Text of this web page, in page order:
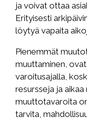
ja voivat ottaa
Erityisesti
löytyä vapaita
Pienemmät
muuttaminen,
varoitusajalla,
resursseja ja
muuttotavaroita
tarvita,